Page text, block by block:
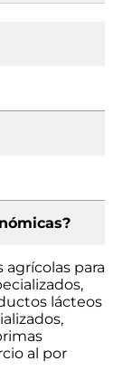
para
lácteos
al por